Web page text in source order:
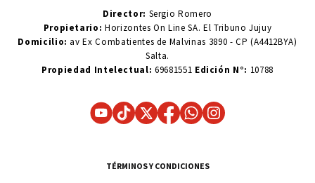
Director: Sergio Romero
Propietario:Horizontes On Line SA. El Tribuno Jujuy
Domicilio: av Ex Combatientes de Malvinas 3890 - CP (A4412BYA)
Salta.
Propiedad Intelectual: 69681551 Edición N°: 10788
TÉRMINOS Y CONDICIONES